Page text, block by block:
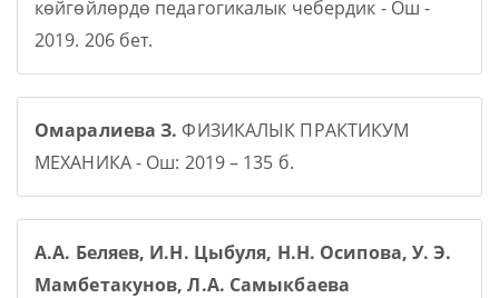
көйгөйлөрдө педагогикалык чебердик - Ош -
2019. 206 бет.
Омаралиева З. ФИЗИКАЛЫК ПРАКТИКУМ
МЕХАНИКА - Ош: 2019 – 135 б.
А.А. Беляев, И.Н. Цыбуля, Н.Н. Осипова, У. Э.
Мамбетакунов, Л.А. Самыкбаева